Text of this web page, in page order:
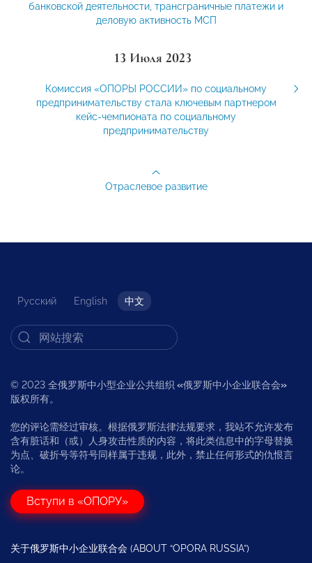
банковской деятельности, трансграничные платежи и
деловую активность МСП
13 Июля 2023
Комиссия «ОПОРЫ РОССИИ» по социальному
предпринимательству стала ключевым партнером
кейс-чемпионата по социальному
предпринимательству
Отраслевое развитие
Русский English 中文
© 2023 全俄罗斯中小型企业公共组织 «俄罗斯中小企业联合会»
版权所有。
您的评论需经过审核。根据俄罗斯法律法规要求，我站不允许发布
含有脏话和（或）人身攻击性质的内容，将此类信息中的字母替换
为点、破折号等符号同样属于违规，此外，禁止任何形式的仇恨言
论。
Вступи в «ОПОРУ»
关于俄罗斯中小企业联合会 (ABOUT “OPORA RUSSIA”)